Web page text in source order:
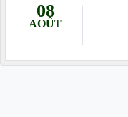
08
AOÛT